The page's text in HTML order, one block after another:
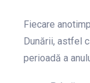
Fiecare
Dunării, astfel
perioadă a